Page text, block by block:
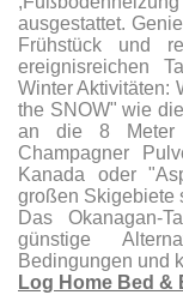
ausgestattet.
Frühstück und
ereignisreichen
Winter Aktivitäten:
the SNOW" wie
an die 8 Meter
Champagner
Kanada oder
großen Skigebiete
Das
günstige
Bedingungen und
Log Home Bed &